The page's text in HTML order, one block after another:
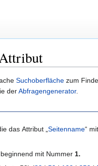
Suchoberfläche zum
derAbfragengenerator.
das Attribut „ Seitenname“
mit Nummer 1.